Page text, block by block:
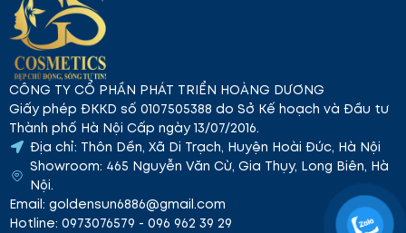
CÔNG TY CỔ PHẦN PHÁT TRIỂN HOÀNG DƯƠNG
Giấy phép ĐKKD số 0107505388 do Sở Kế hoạch và Đầu tư
Thành phố Hà Nội Cấp ngày 13/07/2016.
Địa chỉ: Thôn Dền, Xã Di Trạch, Huyện Hoài Đức, Hà Nội
Showroom: 465 Nguyễn Văn Cừ, Gia Thụy, Long Biên, Hà
Nội.
Email: goldensun6886@gmail.com
Hotline: 0973076579 - 096 962 39 29